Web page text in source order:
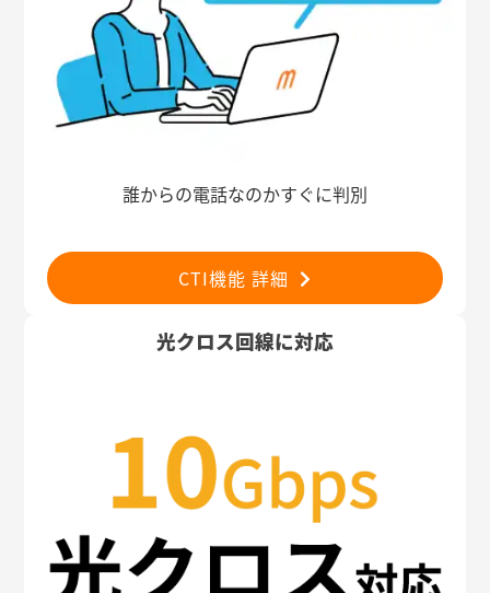
誰からの電話なのかすぐに判別
CTI機能 詳細
光クロス回線に対応